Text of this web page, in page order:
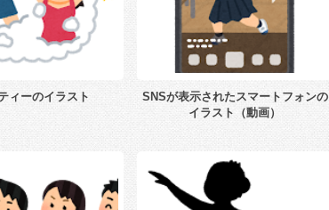
ィーのイラスト
SNSが表示されたスマートフォンの
イラスト（動画）